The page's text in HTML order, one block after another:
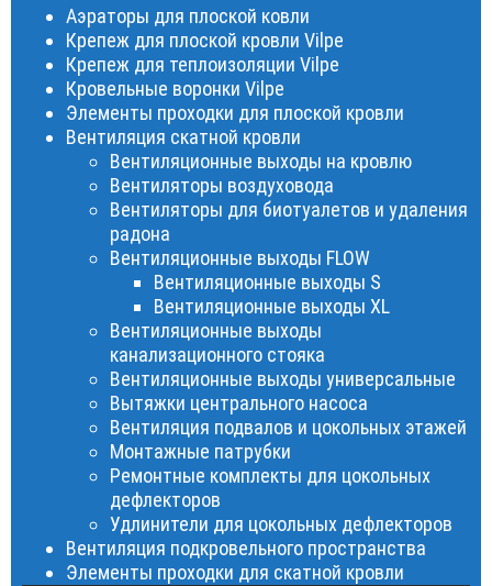
Аэраторы для плоской ковли
Крепеж для плоской кровли Vilpe
Крепеж для теплоизоляции Vilpe
Кровельные воронки Vilpe
Элементы проходки для плоской кровли
Вентиляция скатной кровли
Вентиляционные выходы на кровлю
Вентиляторы воздуховода
Вентиляторы для биотуалетов и удаления
радона
Вентиляционные выходы FLOW
Вентиляционные выходы S
Вентиляционные выходы XL
Вентиляционные выходы
канализационного стояка
Вентиляционные выходы универсальные
Вытяжки центрального насоса
Вентиляция подвалов и цокольных этажей
Монтажные патрубки
Ремонтные комплекты для цокольных
дефлекторов
Удлинители для цокольных дефлекторов
Вентиляция подкровельного пространства
Элементы проходки для скатной кровли